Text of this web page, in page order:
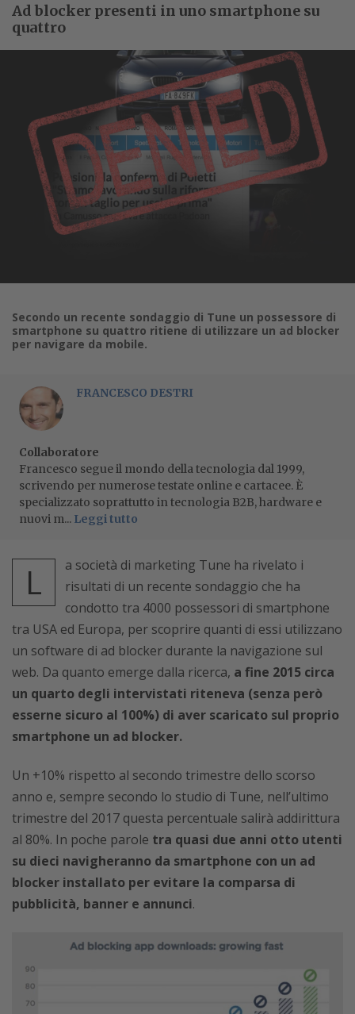
Ad blocker presenti in uno smartphone su
quattro
Secondo un recente sondaggio di Tune un possessore di
smartphone su quattro ritiene di utilizzare un ad blocker
per navigare da mobile.
FRANCESCO DESTRI
Collaboratore
Francesco segue il mondo della tecnologia dal 1999,
scrivendo per numerose testate online e cartacee. È
specializzato soprattutto in tecnologia B2B, hardware e
nuovi m... Leggi tutto
L
a società di marketing Tune ha rivelato i
risultati di un recente sondaggio che ha
condotto tra 4000 possessori di smartphone
tra USA ed Europa, per scoprire quanti di essi utilizzano
un software di ad blocker durante la navigazione sul
web. Da quanto emerge dalla ricerca, a fine 2015 circa
un quarto degli intervistati riteneva (senza però
esserne sicuro al 100%) di aver scaricato sul proprio
smartphone un ad blocker.
Un +10% rispetto al secondo trimestre dello scorso
anno e, sempre secondo lo studio di Tune, nell’ultimo
trimestre del 2017 questa percentuale salirà addirittura
al 80%. In poche parole tra quasi due anni otto utenti
su dieci navigheranno da smartphone con un ad
blocker installato per evitare la comparsa di
pubblicità, banner e annunci.